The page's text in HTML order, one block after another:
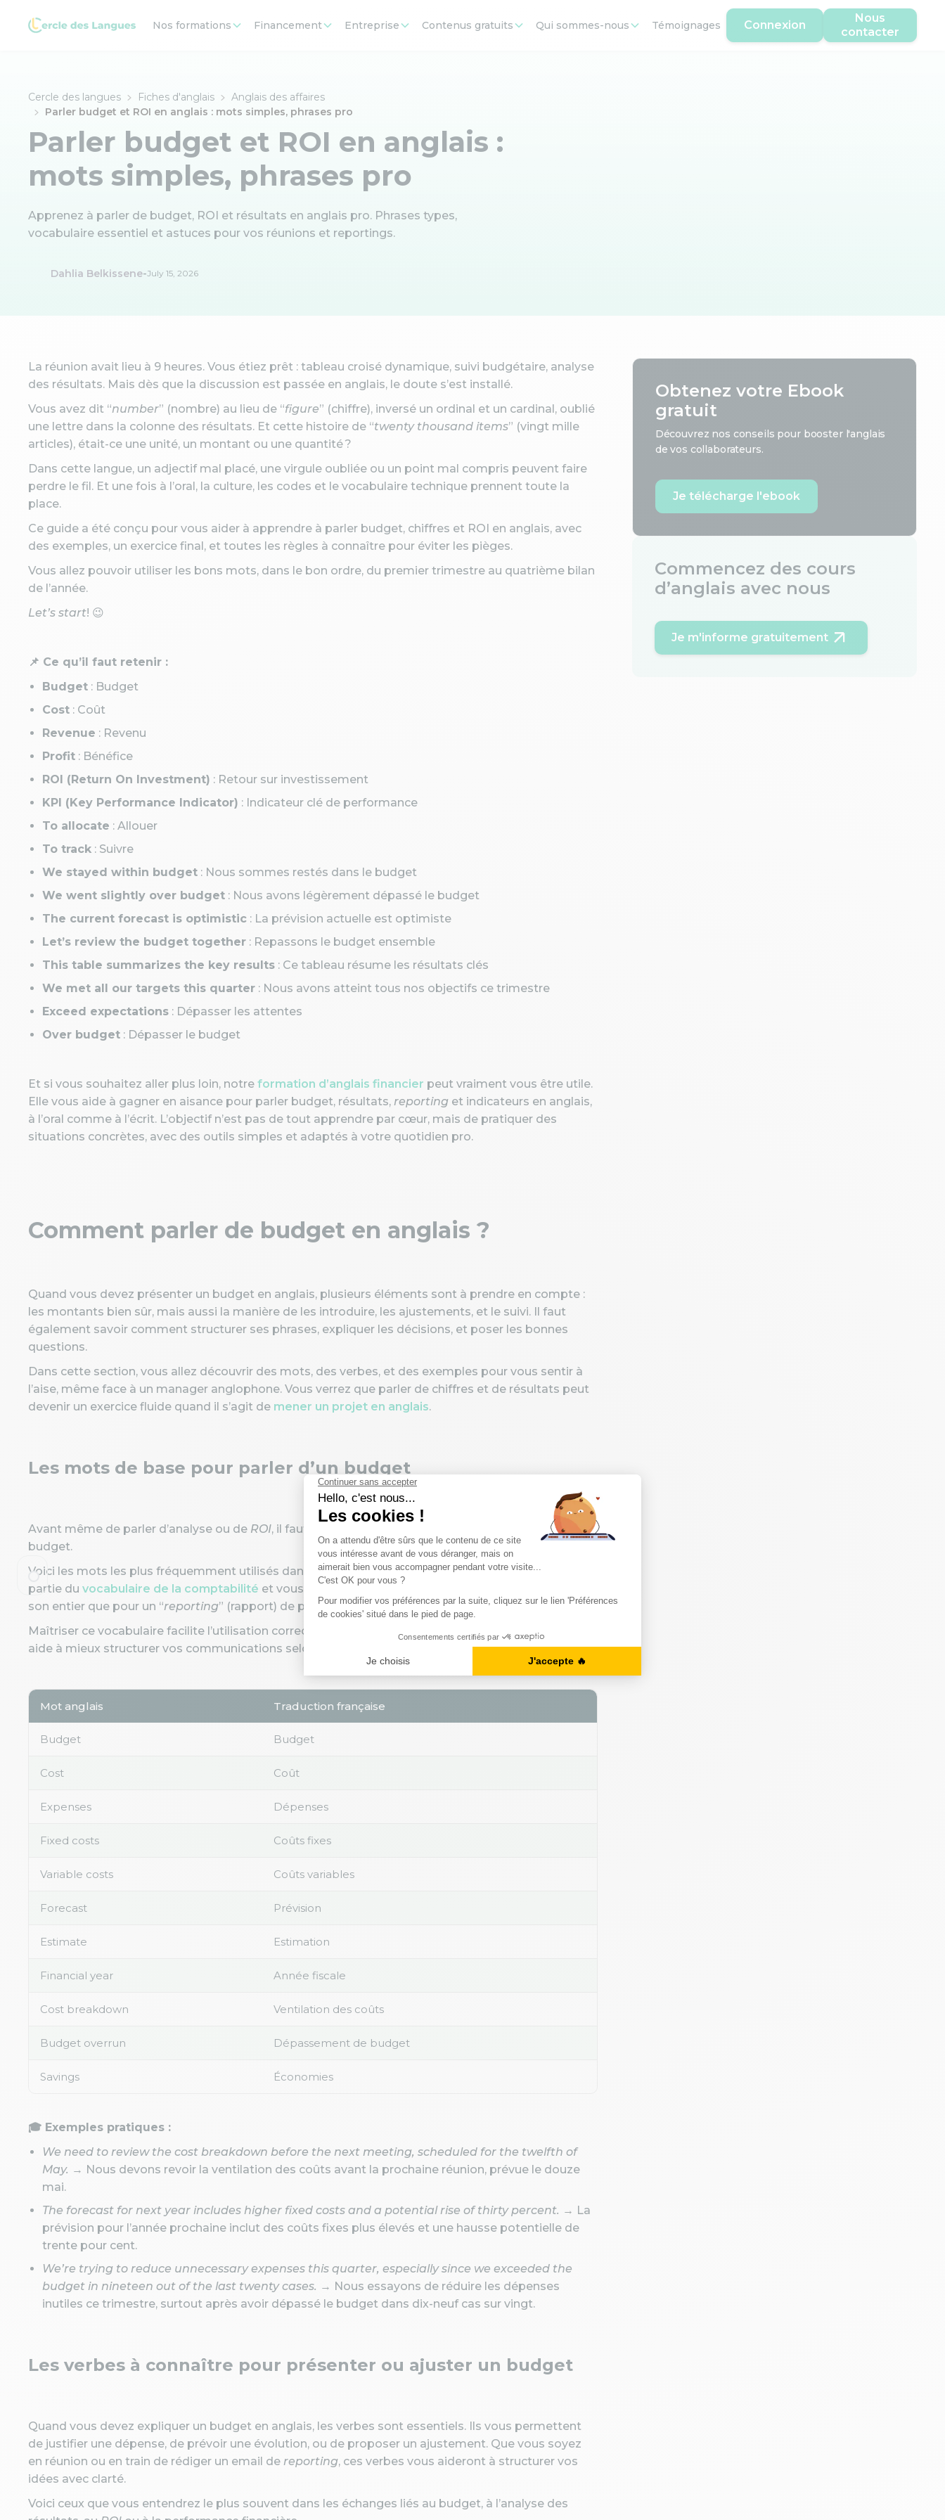
Nos formations Financement Entreprise Contenus gratuits Qui sommes-nous Témoignages Connexion
Nous
contacter
Cercle des langues Fiches d'anglais
Anglais des affaires
Parler budget et ROI en anglais : mots simples, phrases pro
Parler budget et ROI en anglais :
mots simples, phrases pro
Apprenez à parler de budget, ROI et résultats en anglais pro. Phrases types,
vocabulaire essentiel et astuces pour vos réunions et reportings.
Dahlia Belkissene-July 15, 2026
La réunion avait lieu à 9 heures. Vous étiez prêt : tableau croisé dynamique, suivi budgétaire, analyse
des résultats. Mais dès que la discussion est passée en anglais, le doute s’est installé.
Vous avez dit “number” (nombre) au lieu de “figure” (chiffre), inversé un ordinal et un cardinal, oublié
une lettre dans la colonne des résultats. Et cette histoire de “twenty thousand items” (vingt mille
articles), était-ce une unité, un montant ou une quantité ?
Dans cette langue, un adjectif mal placé, une virgule oubliée ou un point mal compris peuvent faire
perdre le fil. Et une fois à l’oral, la culture, les codes et le vocabulaire technique prennent toute la
place.
Ce guide a été conçu pour vous aider à apprendre à parler budget, chiffres et ROI en anglais, avec
des exemples, un exercice final, et toutes les règles à connaître pour éviter les pièges.
Vous allez pouvoir utiliser les bons mots, dans le bon ordre, du premier trimestre au quatrième bilan
de l’année.
Let’s start! 😉
📌 Ce qu’il faut retenir :
Budget : Budget
Cost : Coût
Revenue : Revenu
Profit : Bénéfice
ROI (Return On Investment) : Retour sur investissement
KPI (Key Performance Indicator) : Indicateur clé de performance
To allocate : Allouer
To track : Suivre
We stayed within budget : Nous sommes restés dans le budget
We went slightly over budget : Nous avons légèrement dépassé le budget
The current forecast is optimistic : La prévision actuelle est optimiste
Let’s review the budget together : Repassons le budget ensemble
This table summarizes the key results : Ce tableau résume les résultats clés
We met all our targets this quarter : Nous avons atteint tous nos objectifs ce trimestre
Exceed expectations : Dépasser les attentes
Over budget : Dépasser le budget
Et si vous souhaitez aller plus loin, notre formation d’anglais financier peut vraiment vous être utile.
Elle vous aide à gagner en aisance pour parler budget, résultats, reporting et indicateurs en anglais,
à l’oral comme à l’écrit. L’objectif n’est pas de tout apprendre par cœur, mais de pratiquer des
situations concrètes, avec des outils simples et adaptés à votre quotidien pro.
Comment parler de budget en anglais ?
Quand vous devez présenter un budget en anglais, plusieurs éléments sont à prendre en compte :
les montants bien sûr, mais aussi la manière de les introduire, les ajustements, et le suivi. Il faut
également savoir comment structurer ses phrases, expliquer les décisions, et poser les bonnes
questions.
Dans cette section, vous allez découvrir des mots, des verbes, et des exemples pour vous sentir à
l’aise, même face à un manager anglophone. Vous verrez que parler de chiffres et de résultats peut
devenir un exercice fluide quand il s’agit de mener un projet en anglais.
Les mots de base pour parler d’un budget
Avant même de parler d’analyse ou de ROI, il faut pouvoir nommer les éléments essentiels d’un
budget.
Voici les mots les plus fréquemment utilisés dans les échanges professionnels : ils font également
partie du vocabulaire de la comptabilité et vous serviront aussi bien pour un suivi budgétaire dans
son entier que pour un “reporting” (rapport) de projet.
Maîtriser ce vocabulaire facilite l’utilisation correcte des nombres cardinaux ou ordinaux, et vous
aide à mieux structurer vos communications selon la règle propre à chaque contexte.
Mot anglais Traduction française
Budget Budget
Cost Coût
Expenses Dépenses
Fixed costs Coûts fixes
Variable costs Coûts variables
Forecast Prévision
Estimate Estimation
Financial year Année fiscale
Cost breakdown Ventilation des coûts
Budget overrun Dépassement de budget
Savings Économies
🎓 Exemples pratiques :
We need to review the cost breakdown before the next meeting, scheduled for the twelfth of
May. → Nous devons revoir la ventilation des coûts avant la prochaine réunion, prévue le douze
mai.
The forecast for next year includes higher fixed costs and a potential rise of thirty percent. → La
prévision pour l’année prochaine inclut des coûts fixes plus élevés et une hausse potentielle de
trente pour cent.
We’re trying to reduce unnecessary expenses this quarter, especially since we exceeded the
budget in nineteen out of the last twenty cases. → Nous essayons de réduire les dépenses
inutiles ce trimestre, surtout après avoir dépassé le budget dans dix-neuf cas sur vingt.
Les verbes à connaître pour présenter ou ajuster un budget
Quand vous devez expliquer un budget en anglais, les verbes sont essentiels. Ils vous permettent
de justifier une dépense, de prévoir une évolution, ou de proposer un ajustement. Que vous soyez
en réunion ou en train de rédiger un email de reporting, ces verbes vous aideront à structurer vos
idées avec clarté.
Voici ceux que vous entendrez le plus souvent dans les échanges liés au budget, à l’analyse des
Obtenez votre Ebook
gratuit
Découvrez nos conseils pour booster l'anglais
de vos collaborateurs.
Je télécharge l'ebook
Commencez des cours
d’anglais avec nous
Je m'informe gratuitement